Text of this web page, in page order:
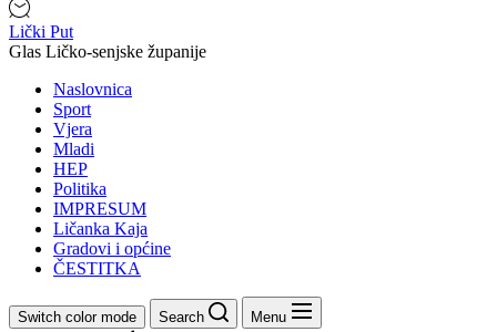
Lički Put
Glas Ličko-senjske županije
Naslovnica
Sport
Vjera
Mladi
HEP
Politika
IMPRESUM
Ličanka Kaja
Gradovi i općine
ČESTITKA
Switch color mode Search Menu